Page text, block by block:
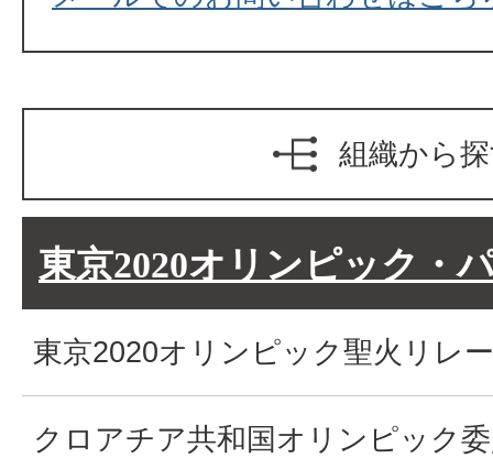
組織から
東京2020オリンピック・
東京2020オリンピック聖火リレー
クロアチア共和国オリンピック